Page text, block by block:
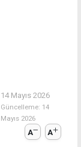
14 Mayıs 2026
Güncelleme: 14
Mayıs 2026
A A